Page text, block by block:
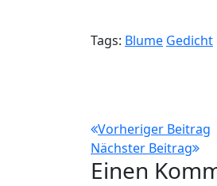
Tags: Blume Gedicht
Vorheriger Beitrag
Nächster Beitrag
Einen